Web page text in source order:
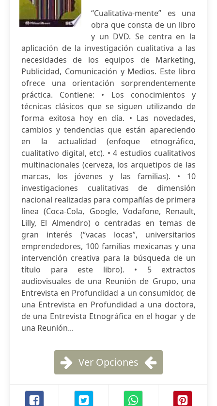
“Cualitativa-mente” es una
obra que consta de un libro
y un DVD. Se centra en la
aplicación de la investigación cualitativa a las
necesidades de los equipos de Marketing,
Publicidad, Comunicación y Medios. Este libro
ofrece una orientación sorprendentemente
práctica. Contiene: • Los conocimientos y
técnicas clásicos que se siguen utilizando de
forma exitosa hoy en día. • Las novedades,
cambios y tendencias que están apareciendo
en la actualidad (enfoque etnográfico,
cualitativo digital, etc). • 4 estudios cualitativos
multinacionales (cerveza, los arquetipos de las
marcas, los jóvenes y las familias). • 10
investigaciones cualitativas de dimensión
nacional realizadas para compañías de primera
línea (Coca-Cola, Google, Vodafone, Renault,
Lilly, El Almendro) o centradas en temas de
gran interés (“vacas locas”, universitarios
emprendedores, 100 familias mexicanas y una
intervención creativa para la búsqueda de un
título para este libro). • 5 extractos
audiovisuales de una Reunión de Grupo, una
Entrevista en Profundidad a un consumidor, de
una Entrevista en Profundidad a una doctora,
de una Entrevista Etnográfica en el hogar y de
una Reunión...
Ver Opciones